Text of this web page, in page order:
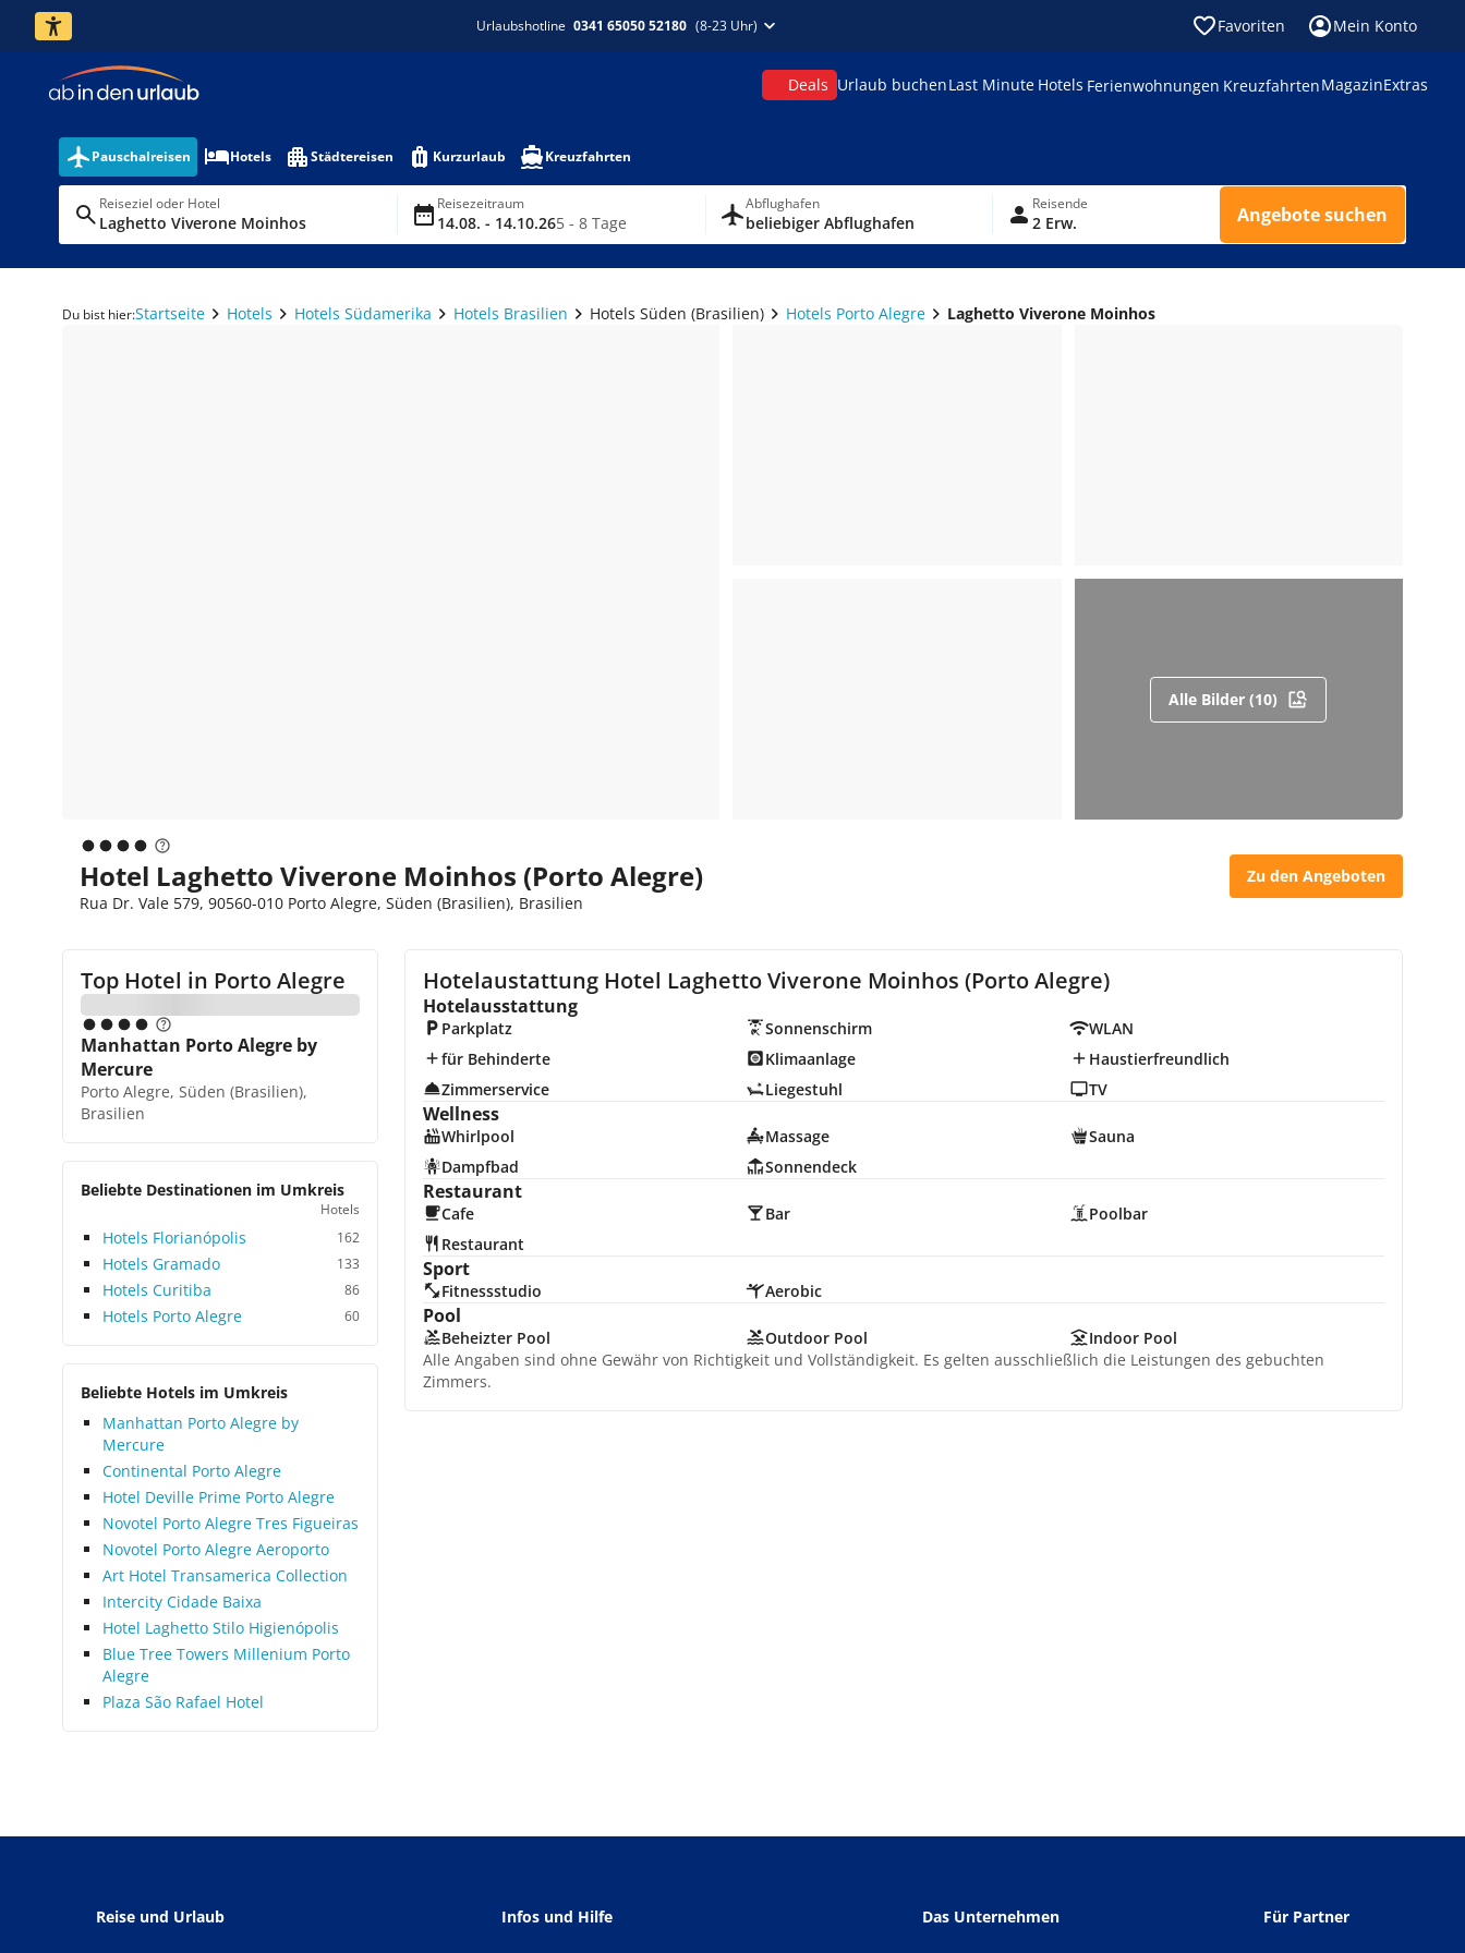
Urlaubshotline 0341 65050 52180 (8-23 Uhr) Favoriten Mein Konto
Deals Urlaub buchenLast Minute Hotels Ferienwohnungen KreuzfahrtenMagazinExtras
Pauschalreisen Hotels Städtereisen Kurzurlaub Kreuzfahrten
Reiseziel oder Hotel
Laghetto Viverone Moinhos
Reisezeitraum
14.08. - 14.10.265 - 8 Tage
Abflughafen
beliebiger Abflughafen
Reisende
2 Erw. Angebote suchen
Du bist hier:Startseite Hotels Hotels Südamerika Hotels Brasilien Hotels Süden (Brasilien) Hotels Porto Alegre Laghetto Viverone Moinhos
Alle Bilder (10)
Hotel Laghetto Viverone Moinhos (Porto Alegre)
Rua Dr. Vale 579, 90560-010 Porto Alegre, Süden (Brasilien), Brasilien
Zu den Angeboten
Top Hotel in Porto Alegre
Manhattan Porto Alegre by
Mercure
Porto Alegre, Süden (Brasilien),
Brasilien
Beliebte Destinationen im Umkreis
Hotels
Hotels Florianópolis 162
Hotels Gramado 133
Hotels Curitiba 86
Hotels Porto Alegre 60
Beliebte Hotels im Umkreis
Manhattan Porto Alegre by
Mercure
Continental Porto Alegre
Hotel Deville Prime Porto Alegre
Novotel Porto Alegre Tres Figueiras
Novotel Porto Alegre Aeroporto
Art Hotel Transamerica Collection
Intercity Cidade Baixa
Hotel Laghetto Stilo Higienópolis
Blue Tree Towers Millenium Porto
Alegre
Plaza São Rafael Hotel
Hotelaustattung Hotel Laghetto Viverone Moinhos (Porto Alegre)
Hotelausstattung
Parkplatz Sonnenschirm
WLAN
für Behinderte
Klimaanlage
Haustierfreundlich
Zimmerservice
Liegestuhl TV
Wellness
Whirlpool Massage
Sauna
Dampfbad
Sonnendeck
Restaurant
Cafe Bar
Poolbar
Restaurant
Sport
Fitnessstudio Aerobic
Pool
Beheizter Pool Outdoor Pool
Indoor Pool
Alle Angaben sind ohne Gewähr von Richtigkeit und Vollständigkeit. Es gelten ausschließlich die Leistungen des gebuchten
Zimmers.
Reise und Urlaub Infos und Hilfe Das Unternehmen Für Partner